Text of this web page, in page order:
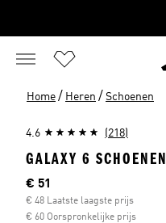
Home / Heren / Schoenen
4.6 (218)
GALAXY 6 SCHOENEN
Huidige prijs
€ 51
€ 48 Laatste laagste prijs
€ 60 Oorspronkelijke prijs